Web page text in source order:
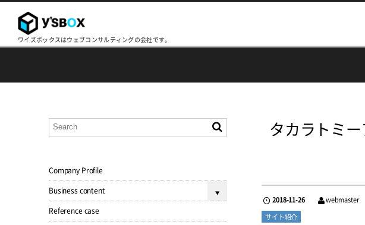
ワイズボックスはウェブコンサルティングの会社です。
タカラトミ
2018-11-26
webmaster
サイト紹介
Company Profile
Business content
Reference case